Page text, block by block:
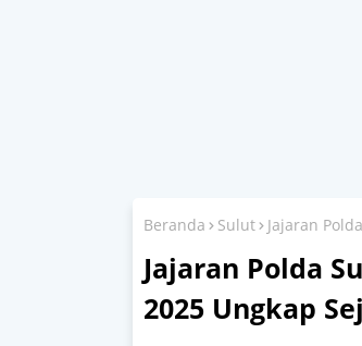
Beranda Sulut Jajaran
Jajaran Polda
2025 Ungkap